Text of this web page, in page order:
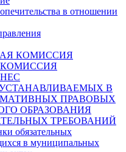
в отношении
КОМИССИЯ
В
ПРАВОВЫХ
ОБРАЗОВАНИЯ
ТРЕБОВАНИЙ
обязательных
в муниципальных